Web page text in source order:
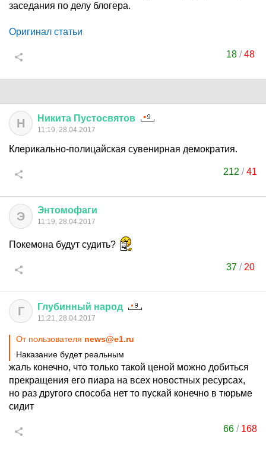
заседания по делу блогера.
Оригинал статьи
18/48
Н Никита Пустосвятов
11:19, 28.04.2017
Клерикально-полицайская сувенирная демократия.
212 /41
Э Энтомофаги
11:19, 28.04.2017
Покемона будут судить?
37/ 20
Г Глубинный народ
11:21, 28.04.2017
От пользователя news@e1.ru
Наказание будет реальным
жаль конечно, что только такой ценой можно добиться
прекращения его пиара на всех новостных ресурсах,
но раз другого способа нет то пускай конечно в тюрьме
сидит
66 / 168